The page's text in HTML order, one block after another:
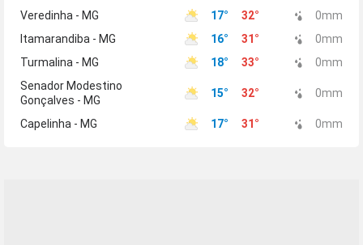
Veredinha - MG 17° 32° 0mm
Itamarandiba - MG
16° 31 ° 0mm
Turmalina - MG
18° 33° 0mm
Senador Modestino
Gonçalves - MG
15° 32° 0mm
Capelinha - MG 17° 31 ° 0mm